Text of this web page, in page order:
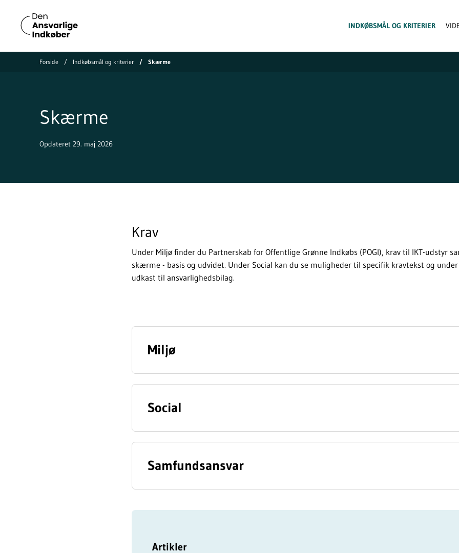
INDKØBSMÅL OG KRITERIER
Forside Indkøbsmål og kriterier Skærme
Skærme
Opdateret 29. maj 2026
Krav
Under Miljø finder du Partnerskab for Offentlige Grønne Indkøbs (POGI), krav til IKT-udstyr
skærme - basis og udvidet. Under Social kan du se muligheder til specifik kravtekst og
udkast til ansvarlighedsbilag.
Miljø
Social
Samfundsansvar
Artikler